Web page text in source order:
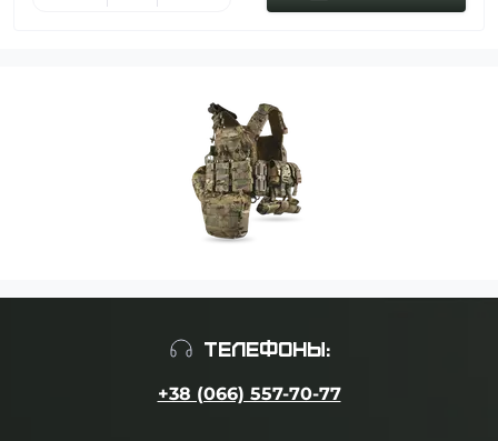
ТЕЛЕФОНЫ:
+38 (066) 557-70-77